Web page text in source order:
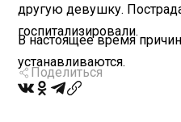
другую девушку.
госпитализировали.
В настоящее время
устанавливаются.
Поделиться